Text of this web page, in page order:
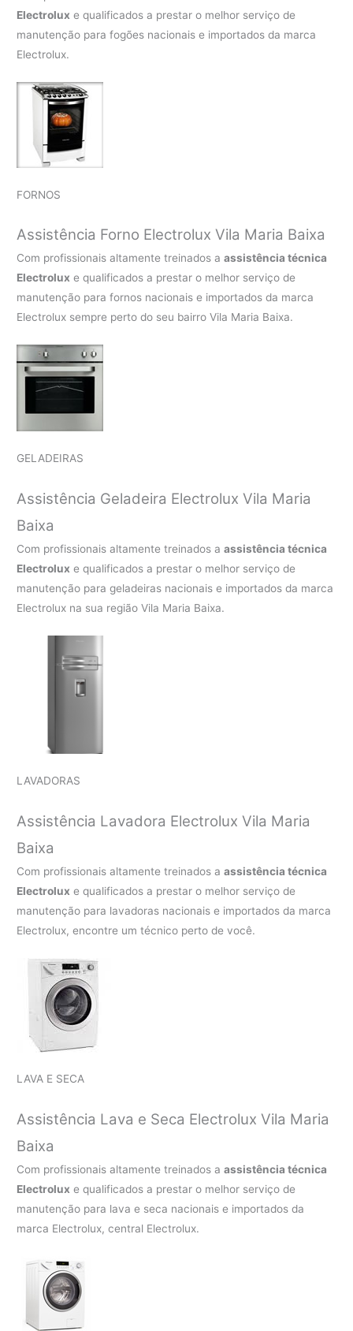
Electrolux e qualificados a prestar o melhor serviço de
manutenção para fogões nacionais e importados da marca
Electrolux.
FORNOS
Assistência Forno Electrolux Vila Maria Baixa
Com profissionais altamente treinados aassistência técnica
Electrolux e qualificados a prestar o melhor serviço de
manutenção para fornos nacionais e importados da marca
Electrolux sempre perto do seu bairro Vila Maria Baixa.
GELADEIRAS
Assistência Geladeira Electrolux Vila Maria
Baixa
Com profissionais altamente treinados aassistência técnica
Electrolux e qualificados a prestar o melhor serviço de
manutenção para geladeiras nacionais e importados da marca
Electrolux na sua região Vila Maria Baixa.
LAVADORAS
Assistência Lavadora Electrolux Vila Maria
Baixa
Com profissionais altamente treinados aassistência técnica
Electrolux e qualificados a prestar o melhor serviço de
manutenção para lavadoras nacionais e importados da marca
Electrolux, encontre um técnico perto de você.
LAVA E SECA
Assistência Lava e Seca Electrolux Vila Maria
Baixa
Com profissionais altamente treinados aassistência técnica
Electrolux e qualificados a prestar o melhor serviço de
manutenção para lava e seca nacionais e importados da
marca Electrolux, central Electrolux.